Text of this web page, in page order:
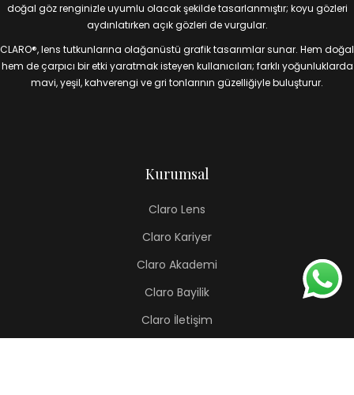
doğal göz renginizle uyumlu olacak şekilde tasarlanmıştır; koyu gözleri
aydınlatırken açık gözleri de vurgular.
CLARO®, lens tutkunlarına olağanüstü grafik tasarımlar sunar. Hem doğal
hem de çarpıcı bir etki yaratmak isteyen kullanıcıları; farklı yoğunluklarda
mavi, yeşil, kahverengi ve gri tonlarının güzelliğiyle buluşturur.
Kurumsal
Claro Lens
Claro Kariyer
Claro Akademi
Claro Bayilik
Claro İletişim